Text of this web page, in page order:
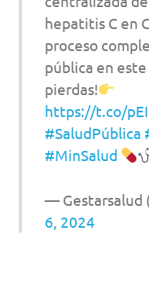
hepatitis C en
proceso
pública en
pierdas!
https://t.co/
#SaludPública
#MinSalud
— Gestarsalud
6, 2024